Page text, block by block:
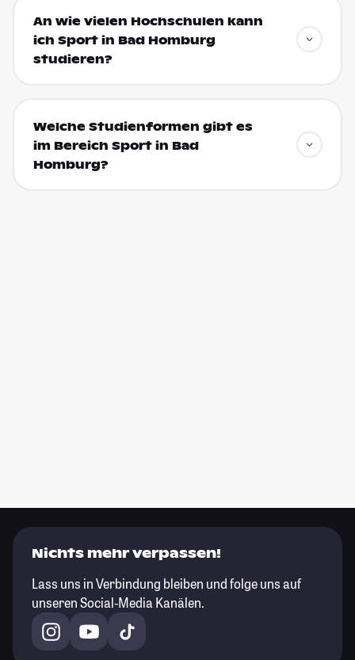
An wie vielen Hochschulen kann
ich Sport in Bad Homburg
studieren?
Welche Studienformen gibt es
im Bereich Sport in Bad
Homburg?
Nichts mehr verpassen!
Lass uns in Verbindung bleiben und folge uns auf
unseren Social-Media Kanälen.